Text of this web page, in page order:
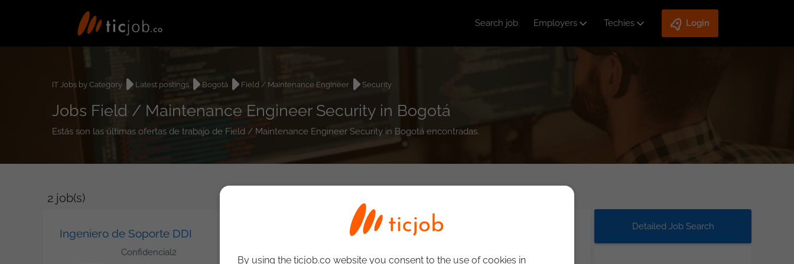
Search job Employers Techies Login
IT Jobs by Category Latest postings Bogotá Field / Maintenance Engineer Security
Jobs Field / Maintenance Engineer Security in Bogotá
Estás son las últimas ofertas de trabajo de Field / Maintenance Engineer Security in Bogotá encontradas.
2 job(s)
Ingeniero de Soporte DDI
Confidencial2
Detailed Job Search
By using the ticjob.co website you consent to the use of cookies in